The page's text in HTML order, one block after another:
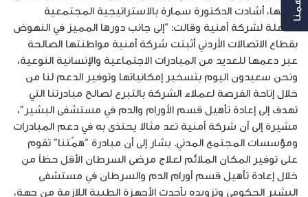
جانبها، أشادت الدكتورة سمارة بالاستراتيجية المجتمعية
الفاعلة لشركة أمنية وقالت: “إلى جانب دورها المميز في النهوض
بقطاع الاتصالات الأردني أثبتت شركة أمنية مواطنتها الصالحة
عبر دعمها للعديد من المبادرات الاجتماعية والإنسانية النوعية،
ونحن سعيدون اليوم بتسخير إمكانياتها وتوفير الدعم لنا من
خلال إتاحة الفرصة لعملاء الشركة بالتبرع لصالح مبادرتنا التي
تهدف إلى إعادة تأهيل قسم الأورام والدم في مستشفى البشير”،
مشيرة إلى أن شركة أمنية تعد مثالا يحتذى به في دعم المبادرات
ومؤسسات المجتمع المدني. يشار إلى أن مبادرة “همّتنا” تقوم
على توفير المكان الملائم لعلاج مرضى السرطان الأقل حظاً من
خلال إعادة تأهيل قسم أورام الدم والسرطان في مستشفى
البشير الحكومي وتزويده بأحدث الأجهزة الطبية اللازمة من جهة،